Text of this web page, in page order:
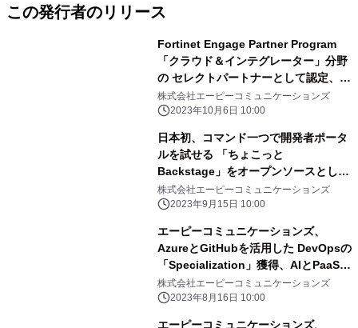
この発行者のリリース
Fortinet Engage Partner Program
「クラウド＆インテグレーター」分野
の セレクトパートナーとして認定、
AWSへのクラウドリフトにおけるセキ
ュリティ対策支援を強化
株式会社エーピーコミュニケーションズ
2023年10月6日 10:00
日本初、コマンド一つで開発者ポータ
ルを試せる 「ちょこっと
Backstage」をオープンソースとして
GitHubにて公開
株式会社エーピーコミュニケーションズ
2023年9月15日 10:00
エーピーコミュニケーションズ、
AzureとGitHubを活用した DevOpsの
「Specialization」獲得、AIとPaaSを
組み合わせた DevOps推進で開発者体
験と生産性の向上を加速
株式会社エーピーコミュニケーションズ
2023年8月16日 10:00
エーピーコミュニケーションズ、